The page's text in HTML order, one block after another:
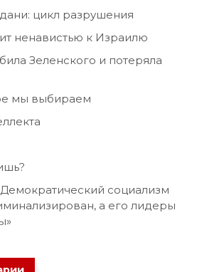
цикл разрушения
ненавистью к Израилю
Зеленского и потеряла
мы выбираем
социализм
а его лидеры